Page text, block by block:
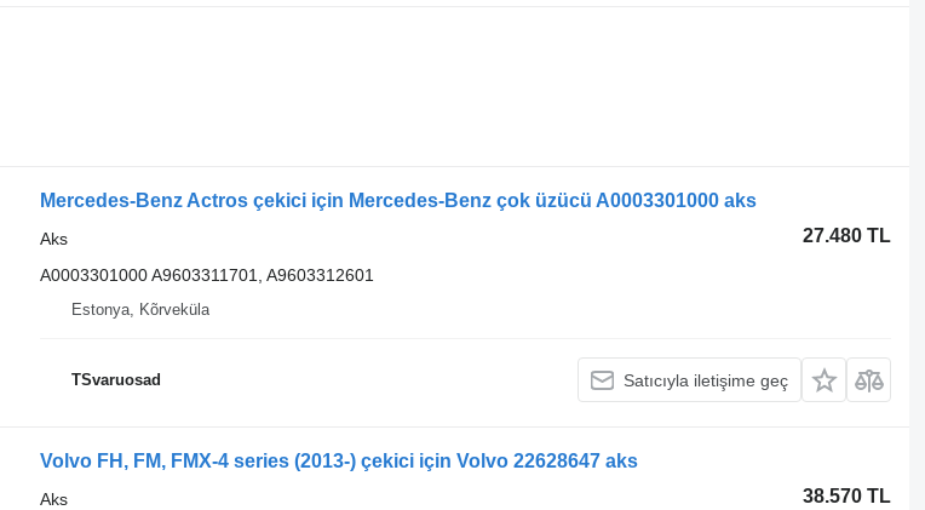
Mercedes-Benz Actros çekici için Mercedes-Benz çok üzücü A0003301000 aks
27.480 TL
Aks
A0003301000 A9603311701, A9603312601
Estonya, Kõrveküla
TSvaruosad Satıcıyla iletişime geç
Volvo FH, FM, FMX-4 series (2013-) çekici için Volvo 22628647 aks
38.570 TL
Aks